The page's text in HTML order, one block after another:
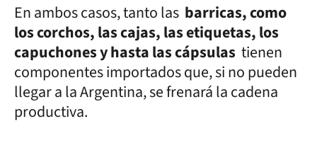
En ambos casos, tanto las barricas, como
los corchos, las cajas, las etiquetas, los
capuchones y hasta las cápsulas tienen
componentes importados que, si no pueden
llegar a la Argentina, se frenará la cadena
productiva.